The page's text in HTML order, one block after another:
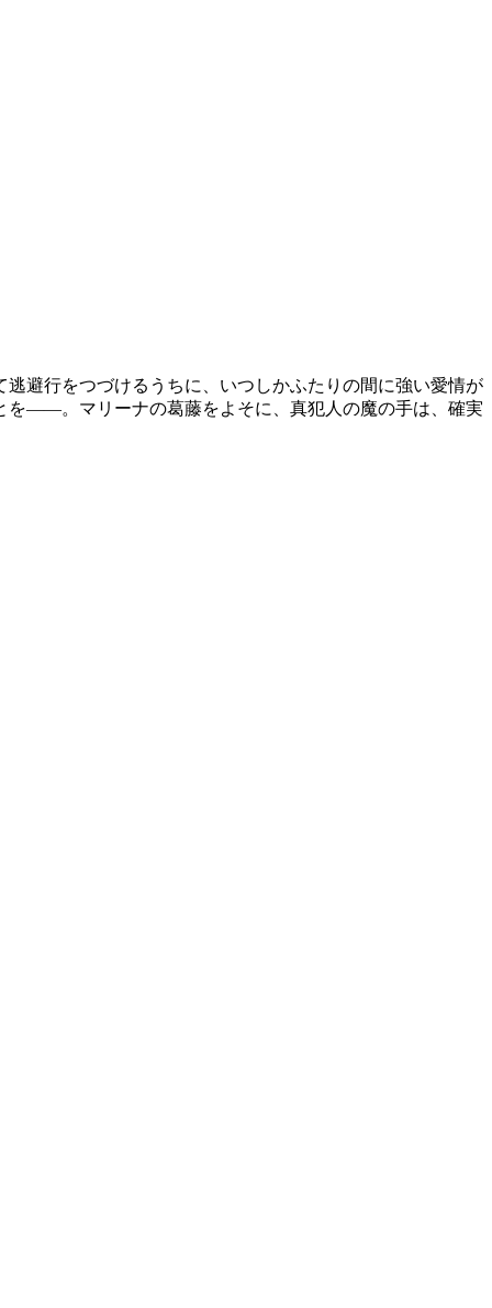
避行をつづけるうちに、いつしかふたりの間に強い愛情が
を――。マリーナの葛藤をよそに、真犯人の魔の手は、確実